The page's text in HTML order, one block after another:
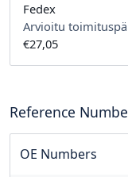
Fedex
Arvioitu
€27,05
Reference
OE Numbers